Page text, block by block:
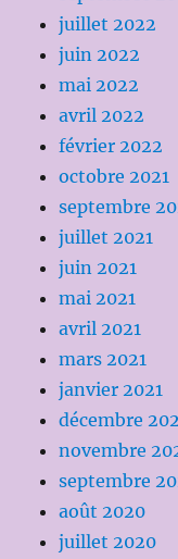
juillet 2022
juin 2022
mai 2022
avril 2022
février 2022
octobre 2021
septembre
juillet 2021
juin 2021
mai 2021
avril 2021
mars 2021
janvier 2021
décembre
novembre
septembre
août 2020
juillet 2020